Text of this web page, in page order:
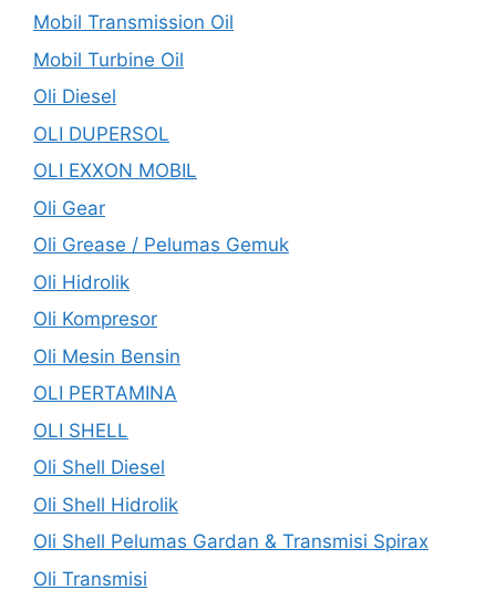
Mobil Transmission Oil
Mobil Turbine Oil
Oli Diesel
OLI DUPERSOL
OLI EXXON MOBIL
Oli Gear
Oli Grease / Pelumas Gemuk
Oli Hidrolik
Oli Kompresor
Oli Mesin Bensin
OLI PERTAMINA
OLI SHELL
Oli Shell Diesel
Oli Shell Hidrolik
Oli Shell Pelumas Gardan & Transmisi Spirax
Oli Transmisi